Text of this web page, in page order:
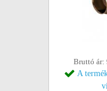
Bruttó ár:
A